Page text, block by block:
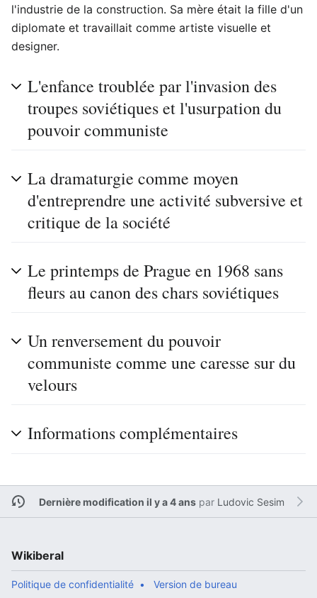
l'industrie de la construction. Sa mère était la fille d'un
diplomate et travaillait comme artiste visuelle et
designer.
L'enfance troublée par l'invasion des
troupes soviétiques et l'usurpation du
pouvoir communiste
La dramaturgie comme moyen
d'entreprendre une activité subversive et
critique de la société
Le printemps de Prague en 1968 sans
fleurs au canon des chars soviétiques
Un renversement du pouvoir
communiste comme une caresse sur du
velours
Informations complémentaires
Dernière modification il y a 4 anspar Ludovic Sesim
Wikiberal
Politique de confidentialité Version de bureau